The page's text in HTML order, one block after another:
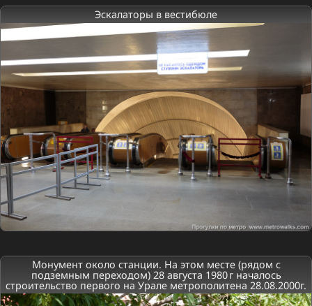
Эскалаторы в вестибюле
Монумент около станции. На этом месте (рядом с
подземным переходом) 28 августа 1980 г началось
строительство первого на Урале метрополитена 28.08.2000г.